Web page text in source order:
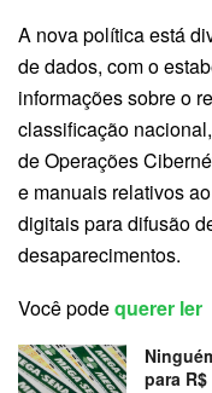
A nova política está
de dados, com o
informações sobre o
classificação
de Operações
e manuais relativos
digitais para difusão
desaparecimentos.
Você podequerer ler
para